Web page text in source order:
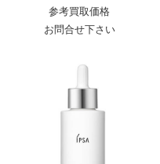
参考買取価格
お問合せ下さい